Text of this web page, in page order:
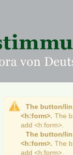
The button/
<h:form>. The
add <h:form>.
The button/
<h:form>. The
add <h:form>.